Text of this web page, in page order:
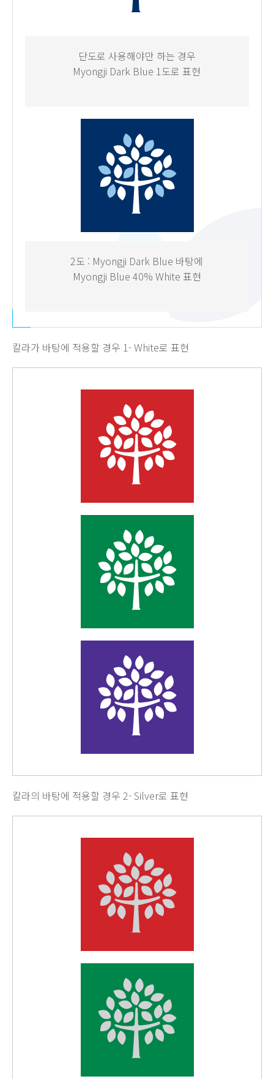
단도로 사용해야만 하는 경우
Myongji Dark Blue 1도로 표현
2도 : Myongji Dark Blue 바탕에
Myongji Blue 40% White 표현
칼라가 바탕에 적용할 경우 1- White로 표현
칼라의 바탕에 적용할 경우 2- Silver로 표현